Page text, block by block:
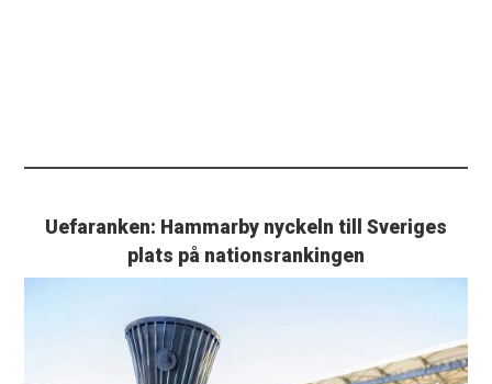
Uefaranken: Hammarby nyckeln till Sveriges
plats på nationsrankingen